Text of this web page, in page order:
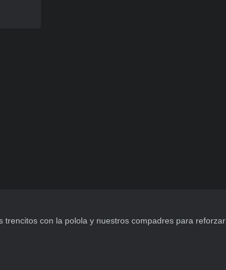
con la polola y nuestros compadres para reforzar